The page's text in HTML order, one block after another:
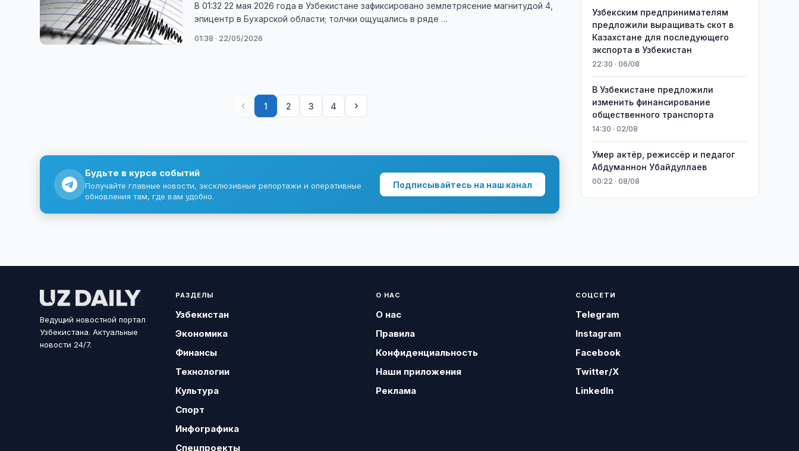
В 01:32 22 мая 2026 года в Узбекистане зафиксировано землетрясение магнитудой 4,
эпицентр в Бухарской области; толчки ощущались в ряде …
01:38 · 22/05/2026
‹ 1 2 3 4 ›
Будьте в курсе событий
Получайте главные новости, эксклюзивные репортажи и оперативные
обновления там, где вам удобно.
Подписывайтесь на наш канал
Узбекским предпринимателям
предложили выращивать скот в
Казахстане для последующего
экспорта в Узбекистан
22:30 · 06/08
В Узбекистане предложили
изменить финансирование
общественного транспорта
14:30 · 02/08
Умер актёр, режиссёр и педагог
Абдуманнон Убайдуллаев
00:22 · 08/08
Ведущий новостной портал
Узбекистана. Актуальные
новости 24/7.
РАЗДЕЛЫ
Узбекистан
Экономика
Финансы
Технологии
Культура
Спорт
Инфографика
Спецпроекты
О НАС
О нас
Правила
Конфиденциальность
Наши приложения
Реклама
СОЦСЕТИ
Telegram
Instagram
Facebook
Twitter/X
LinkedIn